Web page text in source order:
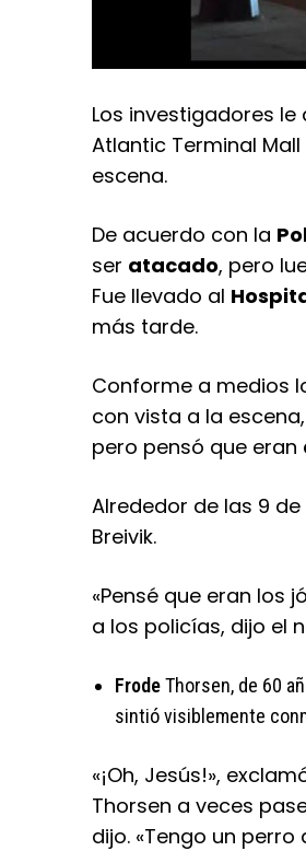
Los investigadores le
Atlantic Terminal
escena.
De acuerdo con la
ser atacado, pero
Fue llevado al
más tarde.
Conforme a medios
con vista a la
pero pensó que eran
Alrededor de las 9
Breivik.
«Pensé que eran los
a los policías, dijo el
FrodeThorsen, de 60
sintió visiblemente
«¡Oh, Jesús!»,
Thorsen a veces
dijo. «Tengo un perro